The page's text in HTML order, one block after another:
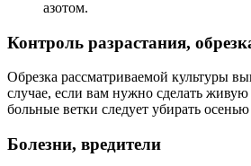
азотом.
Контроль разрастания,
Обрезка рассматриваемой культуры
случае, если вам нужно сделать
больные ветки следует убирать
Болезни, вредители